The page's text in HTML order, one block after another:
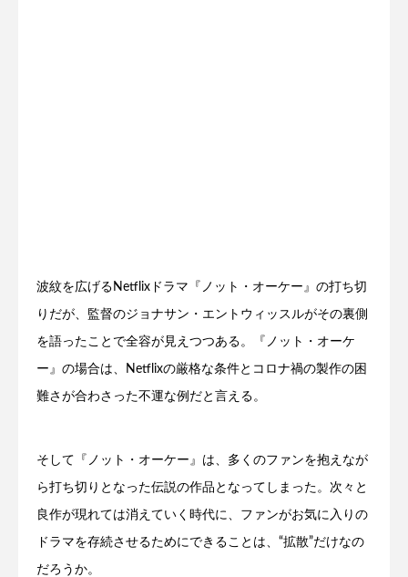
波紋を広げるNetflixドラマ『ノット・オーケー』の打ち切
りだが、監督のジョナサン・エントウィッスルがその裏側
を語ったことで全容が見えつつある。『ノット・オーケ
ー』の場合は、Netflixの厳格な条件とコロナ禍の製作の困
難さが合わさった不運な例だと言える。
そして『ノット・オーケー』は、多くのファンを抱えなが
ら打ち切りとなった伝説の作品となってしまった。次々と
良作が現れては消えていく時代に、ファンがお気に入りの
ドラマを存続させるためにできることは、“拡散”だけなの
だろうか。